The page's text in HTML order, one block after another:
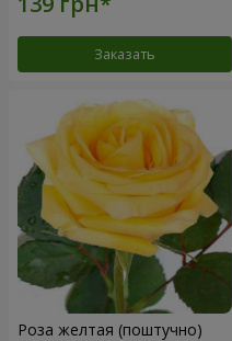
Заказать
Роза желтая (поштучно)